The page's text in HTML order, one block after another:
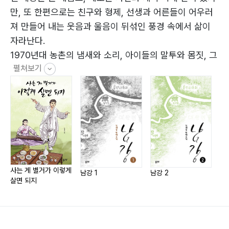
24. 미은은 퇴사했다
25. 광명은 미은이를 그리워한다
26. 미은이를 만나러 간 광명
27. 미은이 엄마를 만난 광명
28. 광명, 미은을 다시 만났다
29. 진기정밀은 제대로 가동되고 있다
30. 영숙은 공장을 대산에 짓고 싶어 한다
31. 외환위기는 영숙의 목을 조른다
32. 영숙은 살아야 했다
33. 건물주에게 자신의 것을 주고 생존을 받다
34. 중근이 건물주와 관계를 알았다
35. 진기정밀은 기사회생하였다
36. 원청이 되어야 한다
만, 또 한편으로는 친구와 형제, 선생과 어른들이 어우러
져 만들어 내는 웃음과 울음이 뒤섞인 풍경 속에서 삶이
자라난다.
1970년대 농촌의 냄새와 소리, 아이들의 말투와 몸짓, 그
리고 그들이 바라보던 세상의 풍경이 고스란히 펼쳐지며,
오늘을 사는 이들에게는 잊혀져 가는 유년의 기억을 되살
리고, 아직 그 시절을 겪지 못한 세대에게는 부모와 선배
들이 지나온 삶의 무게와 따뜻함을 전한다. 남강은 묵묵히
흐르며 세월을 삼켰지만, 그 물길 속에는 여전히 아이들의
웃음소리와 발자국이 남아 있고, 그 시절의 기억은 시간의
강을 건너 지금 이 순간에도 살아 숨 쉬고 있다.
펼쳐보기
사는 게 별거가 이렇게
살면 되지
남강 1 남강 2